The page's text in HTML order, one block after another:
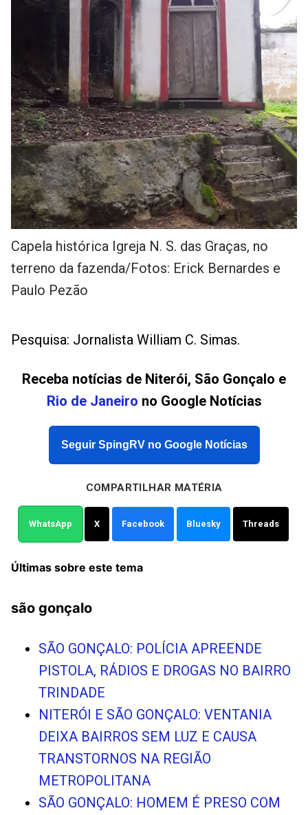
Capela histórica Igreja N. S. das Graças, no
terreno da fazenda/Fotos: Erick Bernardes e
Paulo Pezão
Pesquisa: Jornalista William C. Simas.
Receba notícias de Niterói, São Gonçalo e
Rio de Janeiro no Google Notícias
Seguir SpingRV no Google Notícias
COMPARTILHAR MATÉRIA
WhatsApp X Facebook Bluesky Threads
Últimas sobre este tema
são gonçalo
SÃO GONÇALO: POLÍCIA APREENDE
PISTOLA, RÁDIOS E DROGAS NO BAIRRO
TRINDADE
NITERÓI E SÃO GONÇALO: VENTANIA
DEIXA BAIRROS SEM LUZ E CAUSA
TRANSTORNOS NA REGIÃO
METROPOLITANA
SÃO GONÇALO: HOMEM É PRESO COM